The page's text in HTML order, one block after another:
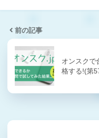
前の記事
オンスクで
格する!(第